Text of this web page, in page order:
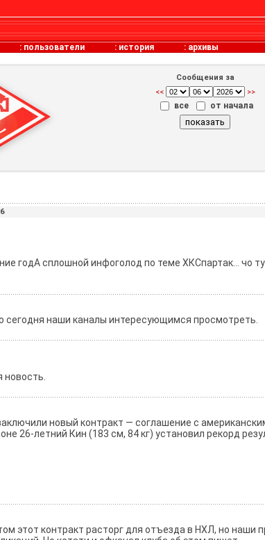
: пользователи : история : архивы
Сообщения за
<<
>>
все от начала
годА сплошной инфоголод по теме ХКСпартак… чо
сегодня наши каналы интересующимся просмотреть.
новый контракт — соглашение с
26-летний Кин (183 см, 84 кг) установил рекорд
этот контракт расторг для отъезда в НХЛ, но наши